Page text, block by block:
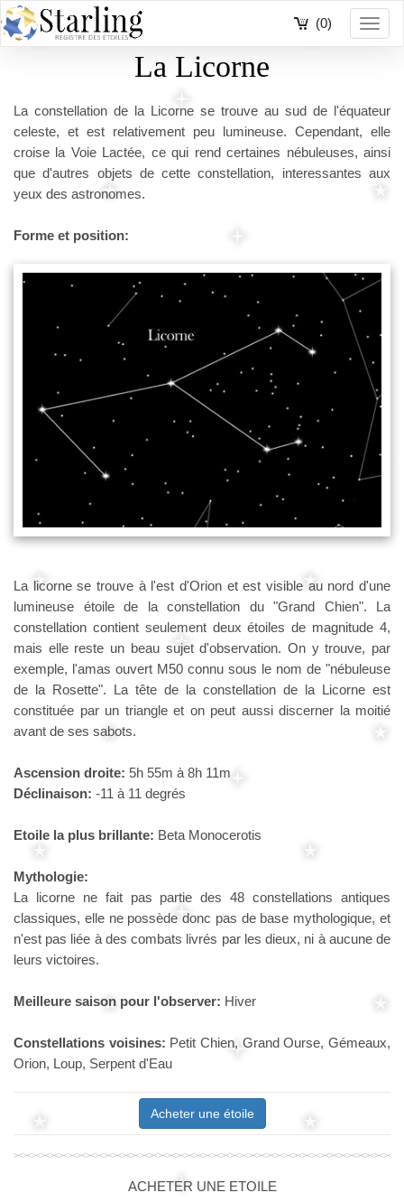
(0)
La Licorne
La constellation de la Licorne se trouve au sud de l'équateur
celeste, et est relativement peu lumineuse. Cependant, elle
croise la Voie Lactée, ce qui rend certaines nébuleuses, ainsi
que d'autres objets de cette constellation, interessantes aux
yeux des astronomes.
Forme et position:
La licorne se trouve à l'est d'Orion et est visible au nord d'une
lumineuse étoile de la constellation du "Grand Chien". La
constellation contient seulement deux étoiles de magnitude 4,
mais elle reste un beau sujet d'observation. On y trouve, par
exemple, l'amas ouvert M50 connu sous le nom de "nébuleuse
de la Rosette". La tête de la constellation de la Licorne est
constituée par un triangle et on peut aussi discerner la moitié
avant de ses sabots.
Ascension droite: 5h 55m à 8h 11m
Déclinaison: -11 à 11 degrés
Etoile la plus brillante: Beta Monocerotis
Mythologie:
La licorne ne fait pas partie des 48 constellations antiques
classiques, elle ne possède donc pas de base mythologique, et
n'est pas liée à des combats livrés par les dieux, ni à aucune de
leurs victoires.
Meilleure saison pour l'observer: Hiver
Constellations voisines: Petit Chien, Grand Ourse, Gémeaux,
Orion, Loup, Serpent d'Eau
Acheter une étoile
ACHETER UNE ETOILE